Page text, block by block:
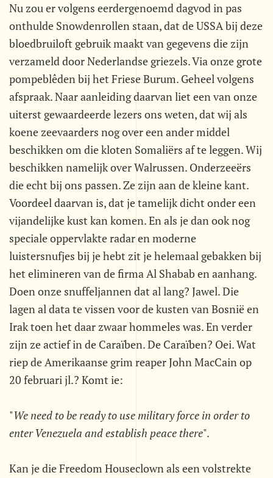
Nu zou er volgens eerdergenoemd dagvod in pas
onthulde Snowdenrollen staan, dat de USSA bij deze
bloedbruiloft gebruik maakt van gegevens die zijn
verzameld door Nederlandse griezels. Via onze grote
pompeblêden bij het Friese Burum. Geheel volgens
afspraak. Naar aanleiding daarvan liet een van onze
uiterst gewaardeerde lezers ons weten, dat wij als
koene zeevaarders nog over een ander middel
beschikken om die kloten Somaliërs af te leggen. Wij
beschikken namelijk over Walrussen. Onderzeeërs
die echt bij ons passen. Ze zijn aan de kleine kant.
Voordeel daarvan is, dat je tamelijk dicht onder een
vijandelijke kust kan komen. En als je dan ook nog
speciale oppervlakte radar en moderne
luistersnufjes bij je hebt zit je helemaal gebakken bij
het elimineren van de firma Al Shabab en aanhang.
Doen onze snuffeljannen dat al lang? Jawel. Die
lagen al data te vissen voor de kusten van Bosnië en
Irak toen het daar zwaar hommeles was. En verder
zijn ze actief in de Caraïben. De Caraïben? Oei. Wat
riep de Amerikaanse grim reaper John MacCain op
20 februari jl.? Komt ie:
"We need to be ready to use military force in order to
enter Venezuela and establish peace there".
Kan je die Freedom Houseclown als een volstrekte